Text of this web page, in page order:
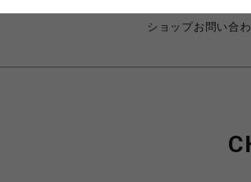
ショップお問い合